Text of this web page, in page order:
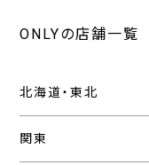
ONLYの店舗一覧
北海道・東北
関東